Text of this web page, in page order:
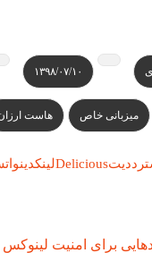
۱۳۹۸/۰۷/۱۰
میزبانی خاص هاست
رددیتDeliciousلینکدین
برای امنیت لینوکس